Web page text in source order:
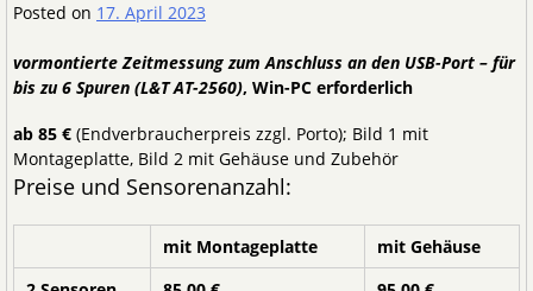
Posted on 17. April 2023
vormontierte Zeitmessung zum Anschluss an den USB-Port – für
bis zu 6 Spuren (L&T AT-2560), Win-PC erforderlich
ab 85 € (Endverbraucherpreis zzgl. Porto); Bild 1 mit
Montageplatte, Bild 2 mit Gehäuse und Zubehör
Preise und Sensorenanzahl:
mit Montageplatte
mit Gehäuse